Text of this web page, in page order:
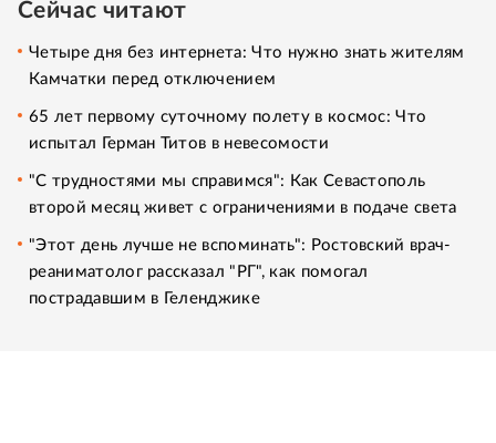
Сейчас читают
Четыре дня без интернета: Что нужно знать жителям
Камчатки перед отключением
65 лет первому суточному полету в космос: Что
испытал Герман Титов в невесомости
"С трудностями мы справимся": Как Севастополь
второй месяц живет с ограничениями в подаче света
"Этот день лучше не вспоминать": Ростовский врач-
реаниматолог рассказал "РГ", как помогал
пострадавшим в Геленджике